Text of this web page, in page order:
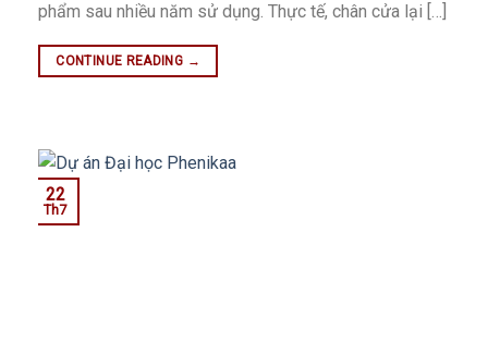
phẩm sau nhiều năm sử dụng. Thực tế, chân cửa lại […]
CONTINUE READING →
22
Th7